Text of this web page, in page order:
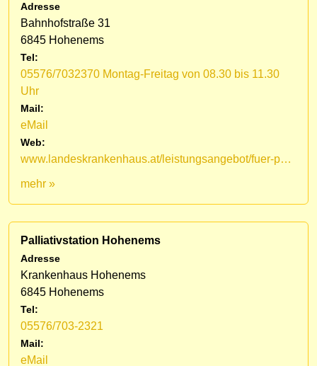
Adresse
Bahnhofstraße 31
6845 Hohenems
Tel:
05576/7032370 Montag-Freitag von 08.30 bis 11.30
Uhr
Mail:
eMail
Web:
www.landeskrankenhaus.at/leistungsangebot/fuer-patienten/medizinische-fachbereiche/lkh-hohenems/palliativstation/mobiles-palliativteam-vorarlberg
mehr »
Palliativstation Hohenems
Adresse
Krankenhaus Hohenems
6845 Hohenems
Tel:
05576/703-2321
Mail:
eMail